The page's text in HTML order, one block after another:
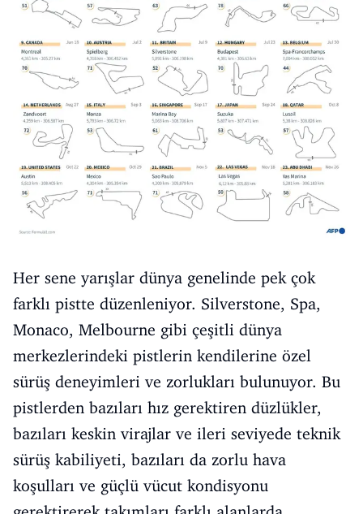
Her sene yarışlar dünya genelinde pek çok
farklı pistte düzenleniyor. Silverstone, Spa,
Monaco, Melbourne gibi çeşitli dünya
merkezlerindeki pistlerin kendilerine özel
sürüş deneyimleri ve zorlukları bulunuyor. Bu
pistlerden bazıları hız gerektiren düzlükler,
bazıları keskin virajlar ve ileri seviyede teknik
sürüş kabiliyeti, bazıları da zorlu hava
koşulları ve güçlü vücut kondisyonu